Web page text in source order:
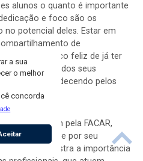
a sua
o melhor
concorda
alunos o quanto é importante
e foco são os
potencial deles. Estar em
de
de vida. Fico feliz de já ter
foto dos seus
me agradecendo pelos
também pela FACAR,
trabalha, e por seu
premiação mostra a importância